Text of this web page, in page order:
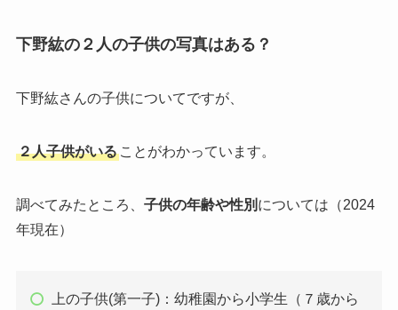
下野紘の２人の子供の写真はある？
下野紘さんの子供についてですが、
２人子供がいることがわかっています。
調べてみたところ、 子供の年齢や性別 については（2024
年現在）
上の子供(第一子)：幼稚園から小学生（７歳から